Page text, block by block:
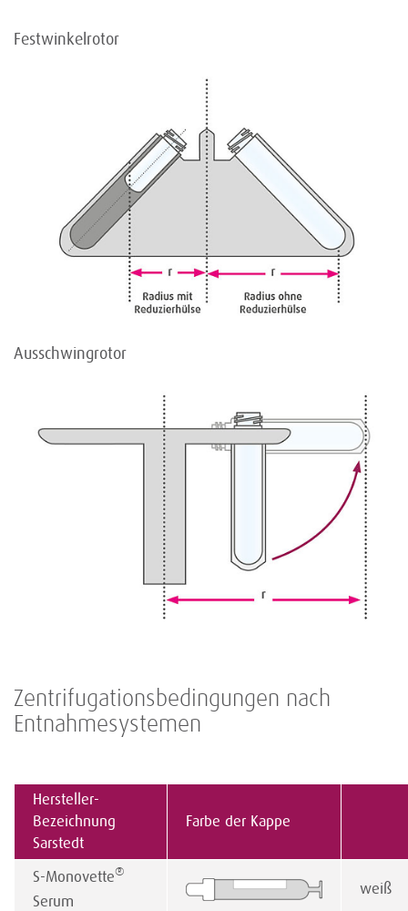
Festwinkelrotor
Ausschwingrotor
Zentrifugationsbedingungen nach
Entnahmesystemen
Hersteller-
Bezeichnung
Sarstedt
Farbe der Kappe
S-Monovette®
Serum
weiß